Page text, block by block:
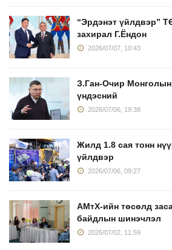
“Эрдэнэт үйлдвэр”
захирал Г.Ёндон
2026/07/07, 10:43
З.Ган-Очир Монголын
үндэсний
2026/07/06, 19:38
Жилд 1.8 сая тонн
үйлдвэр
2026/07/06, 09:27
АМтХ-ийн төсөлд
байдлын шинэчлэл
2026/07/02, 11:59